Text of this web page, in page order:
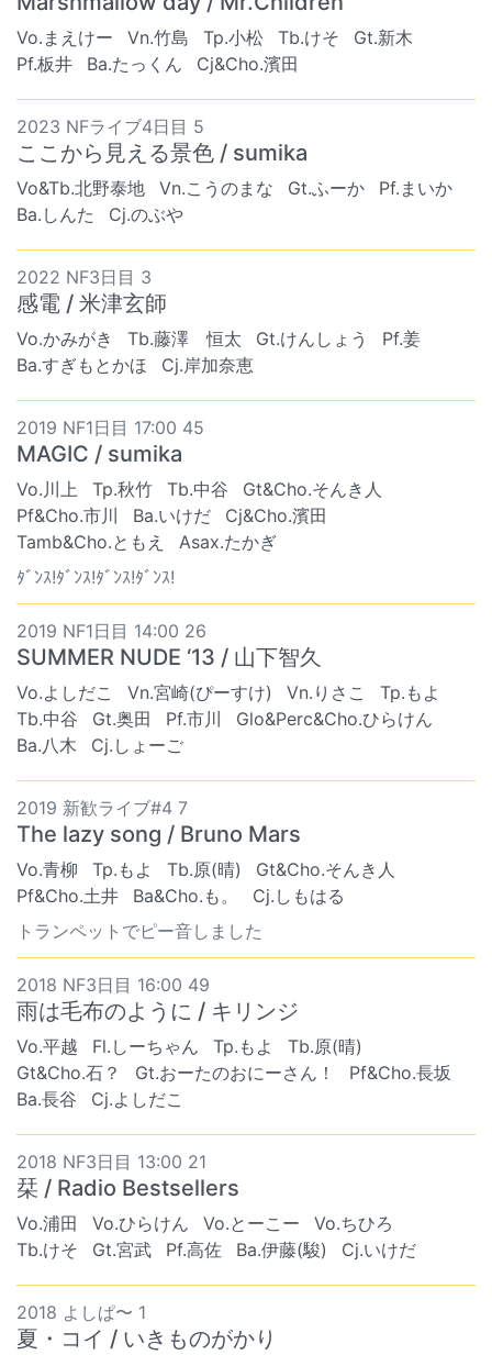
Vo.まえけー Vn.竹島 Tp.小松 Tb.けそ
Gt.新木
Pf.板井
Ba.たっくん Cj&Cho.濱田
2023 NFライブ4日目 5
ここから見える景色 / sumika
Vo&Tb.北野泰地 Vn.こうのまな Gt.ふーか
Pf.まいか
Ba.しんた
Cj.のぶや
2022 NF3日目 3
感電 / 米津玄師
Vo.かみがき Tb.藤澤 恒太 Gt.けんしょう
Pf.姜
Ba.すぎもとかほ
Cj.岸加奈恵
2019 NF1日目 17:00 45
MAGIC / sumika
Vo.川上 Tp.秋竹 Tb.中谷
Gt&Cho.そんき人
Pf&Cho.市川
Ba.いけだ
Cj&Cho.濱田
Tamb&Cho.ともえ
Asax.たかぎ
ﾀﾞﾝｽ!ﾀﾞﾝｽ!ﾀﾞﾝｽ!ﾀﾞﾝｽ!
2019 NF1日目 14:00 26
SUMMER NUDE ‘13 / 山下智久
Vo.よしだこ Vn.宮崎(ぴーすけ) Vn.りさこ
Tp.もよ
Tb.中谷
Gt.奥田 Pf.市川
Glo&Perc&Cho.ひらけん
Ba.八木
Cj.しょーご
2019 新歓ライブ#4 7
The lazy song / Bruno Mars
Vo.青柳 Tp.もよ Tb.原(晴)
Gt&Cho.そんき人
Pf&Cho.土井
Ba&Cho.も。
Cj.しもはる
トランペットでピー音しました
2018 NF3日目 16:00 49
雨は毛布のように / キリンジ
Vo.平越 Fl.しーちゃん Tp.もよ
Tb.原(晴)
Gt&Cho.石？
Gt.おーたのおにーさん！
Pf&Cho.長坂
Ba.長谷
Cj.よしだこ
2018 NF3日目 13:00 21
栞 / Radio Bestsellers
Vo.浦田 Vo.ひらけん Vo.とーこー
Vo.ちひろ
Tb.けそ
Gt.宮武 Pf.高佐 Ba.伊藤(駿) Cj.いけだ
2018 よしぱ〜 1
夏・コイ / いきものがかり